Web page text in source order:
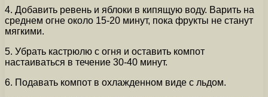
4. Добавить ревень и яблоки в кипящую воду. Варить на
среднем огне около 15-20 минут, пока фрукты не станут
мягкими.
5. Убрать кастрюлю с огня и оставить компот
настаиваться в течение 30-40 минут.
6. Подавать компот в охлажденном виде с льдом.